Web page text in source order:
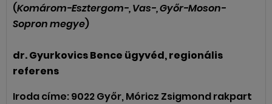
(Komárom-Esztergom-, Vas-, Győr-Moson-
Sopron megye)
dr. Gyurkovics Bence ügyvéd, regionális
referens
Iroda címe: 9022 Győr, Móricz Zsigmond rakpart